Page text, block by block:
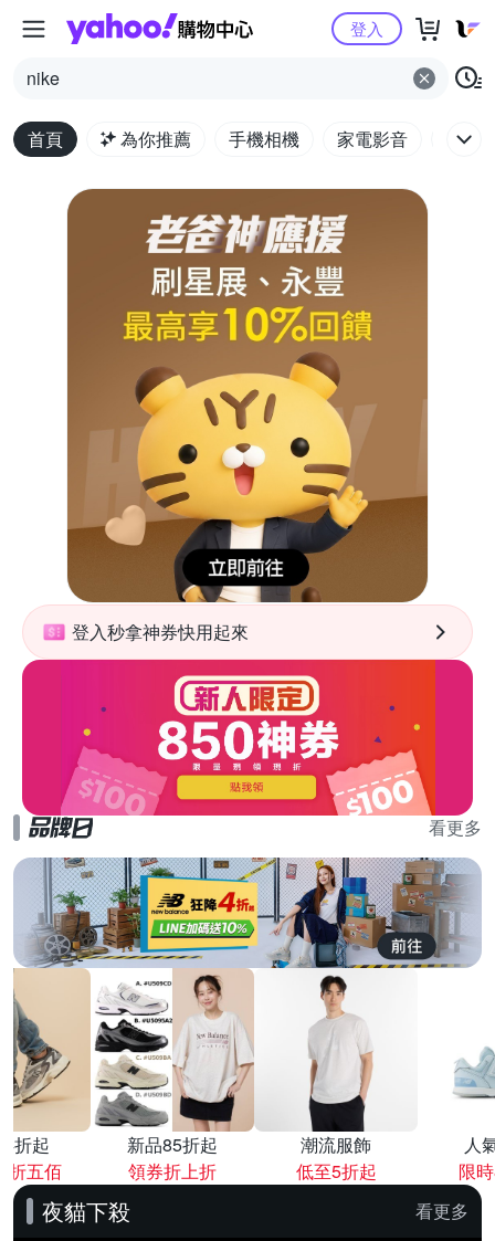
Yahoo購物中心
nike
登入
首頁 為你推薦 手機相機 家電影音 電腦
登入秒拿神券快用起來
看更多
折起
折五佰
新品85折起
領券折上折
潮流服飾
低至5折起
人
限
夜貓下殺 看更多